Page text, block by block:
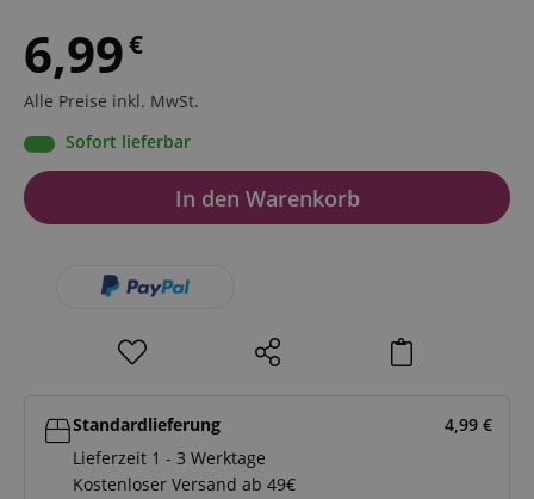
6,99€
Alle Preise inkl. MwSt.
Sofort lieferbar
In den Warenkorb
Standardlieferung 4,99 €
Lieferzeit 1 - 3 Werktage
Kostenloser Versand ab 49€